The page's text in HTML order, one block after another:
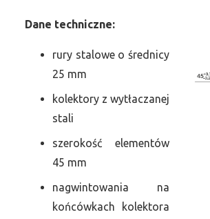
Dane techniczne:
rury stalowe o średnicy
25 mm
kolektory z wytłaczanej
stali
szerokość elementów
45 mm
nagwintowania na
końcówkach kolektora